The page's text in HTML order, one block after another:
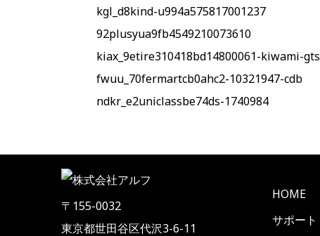
kgl_d8kind-u994a575817001237
92plusyua9fb4549210073610
kiax_9etire310418bd14800061-kiwami-gts
fwuu_70fermartcb0ahc2-10321947-cdb
ndkr_e2uniclassbe74ds-1740984
〒155-0032
東京都世田谷区代沢3-6-11
HOME
サポート